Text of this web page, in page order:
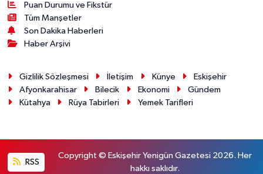
Puan Durumu ve Fikstür
Tüm Manşetler
Son Dakika Haberleri
Haber Arşivi
Gizlilik Sözleşmesi İletişim Künye
Eskişehir
Afyonkarahisar
Bilecik Ekonomi
Gündem
Kütahya
Rüya Tabirleri Yemek Tarifleri
RSS
Copyright © Eskişehir Yenigün Gazetesi 2026. Her
hakkı saklıdır.